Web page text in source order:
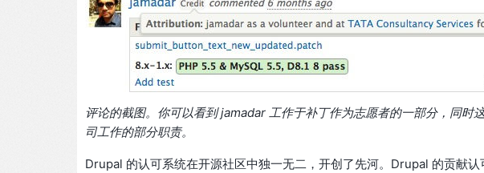
评论的截图。你可以看到 jamadar 工作于补丁作为志愿者的一部分，同时
司工作的部分职责。
Drupal 的认可系统在开源社区中独一无二，开创了先河。Drupal 的贡献